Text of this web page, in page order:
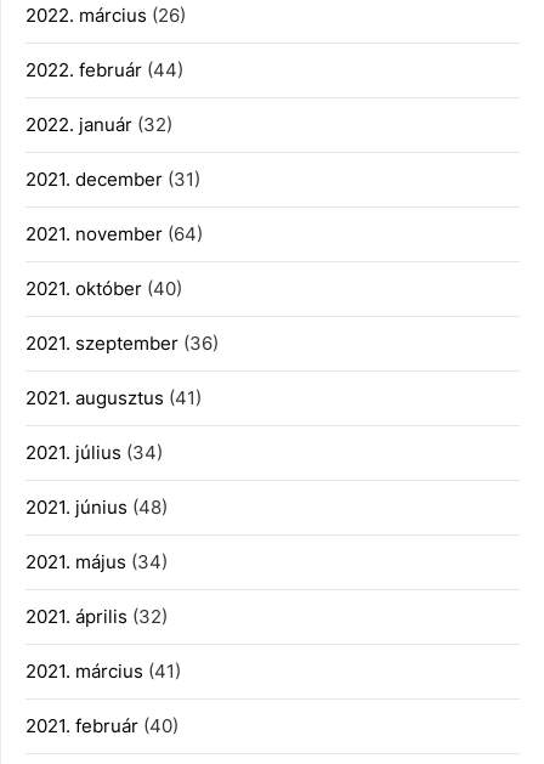
2022. március (26)
2022. február (44)
2022. január (32)
2021. december (31)
2021. november (64)
2021. október (40)
2021. szeptember (36)
2021. augusztus (41)
2021. július (34)
2021. június (48)
2021. május (34)
2021. április (32)
2021. március (41)
2021. február (40)